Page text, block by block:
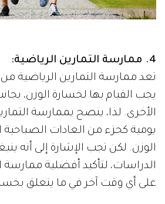
4. ممارسة التمارين الرياضية:
تعد ممارسة التمارين الرياضية من
يجب القيام بها لخسارة الوزن،
الأخرى. لذا، ينصح بممارسة
يومية كجزء من العادات الصباحية
الوزن. لكن تجب الإشارة إلى أنه
الدراسات، لتأكيد أفضلية
على أي وقت آخر في ما يتعلق